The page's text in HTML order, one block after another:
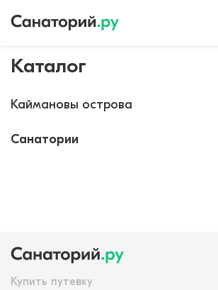
Каталог
Каймановы острова
Санатории
Купить путевку